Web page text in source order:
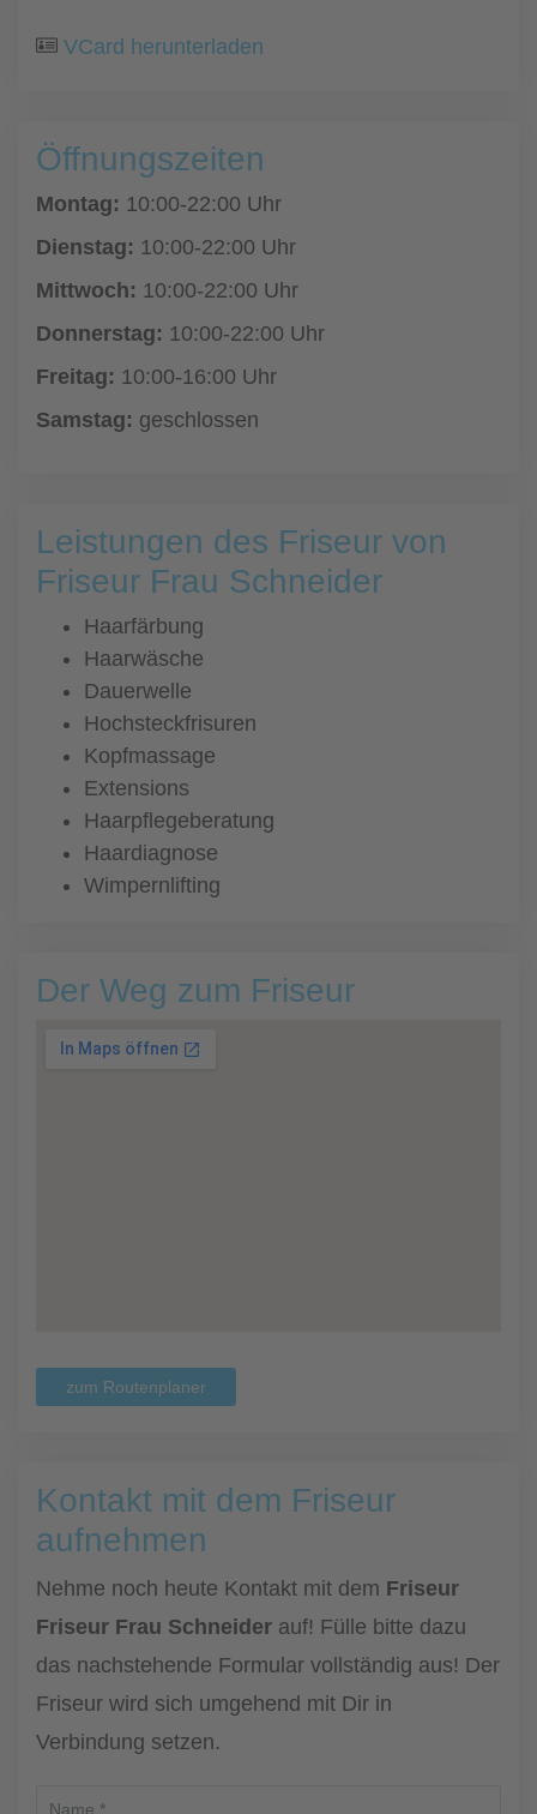
VCard herunterladen
Öffnungszeiten
Montag: 10:00-22:00 Uhr
Dienstag: 10:00-22:00 Uhr
Mittwoch: 10:00-22:00 Uhr
Donnerstag: 10:00-22:00 Uhr
Freitag: 10:00-16:00 Uhr
Samstag: geschlossen
Leistungen des Friseur von
Friseur Frau Schneider
Haarfärbung
Haarwäsche
Dauerwelle
Hochsteckfrisuren
Kopfmassage
Extensions
Haarpflegeberatung
Haardiagnose
Wimpernlifting
Der Weg zum Friseur
zum Routenplaner
Kontakt mit dem Friseur
aufnehmen
Nehme noch heute Kontakt mit dem Friseur
Friseur Frau Schneider auf! Fülle bitte dazu
das nachstehende Formular vollständig aus! Der
Friseur wird sich umgehend mit Dir in
Verbindung setzen.